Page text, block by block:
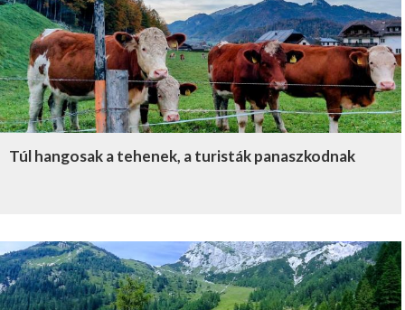
Túl hangosak a tehenek, a turisták panaszkodnak